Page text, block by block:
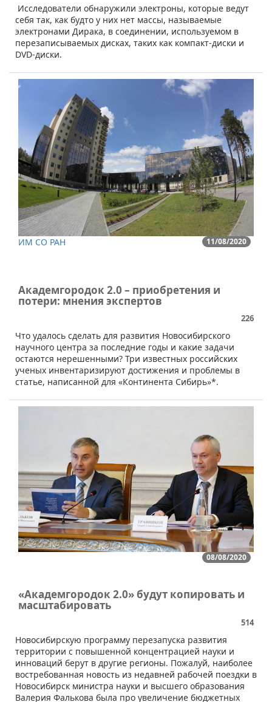
​Исследователи обнаружили электроны, которые ведут
себя так, как будто у них нет массы, называемые
электронами Дирака, в соединении, используемом в
перезаписываемых дисках, таких как компакт-диски и
DVD-диски.
11/08/2020
ИМ СО РАН
Академгородок 2.0 – приобретения и
потери: мнения экспертов
226
Что удалось сделать для развития Новосибирского
научного центра за последние годы и какие задачи
остаются нерешенными? Три известных российских
ученых инвентаризируют достижения и проблемы в
статье, написанной для «Континента Сибирь»*.
08/08/2020
«Академгородок 2.0» будут копировать и
масштабировать
514
​​​Новосибирскую программу перезапуска развития
территории с повышенной концентрацией науки и
инноваций берут в другие регионы. Пожалуй, наиболее
востребованная новость из недавней рабочей поездки в
Новосибирск министра науки и высшего образования
Валерия Фалькова была про увеличение бюджетных